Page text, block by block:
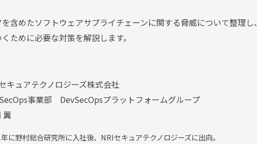
含めたソフトウェアサプライチェーンに関する脅威について整理し、
ために必要な対策を解説します。
キュアテクノロジーズ株式会社
事業部 DevSecOpsプラットフォームグループ
翼
に野村総合研究所に入社後、NRIセキュアテクノロジーズに出向。